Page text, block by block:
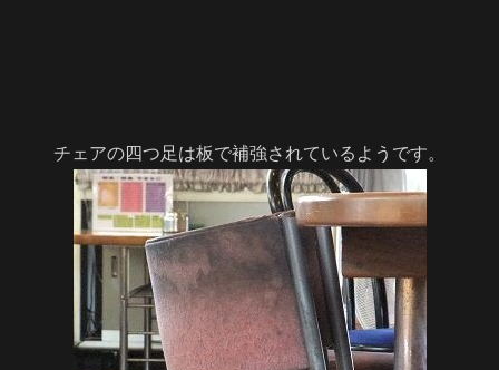
チェアの四つ足は板で補強されているようです。